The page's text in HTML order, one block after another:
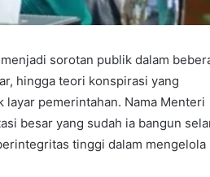
sorotan publik dalam
hingga teori konspirasi yang
pemerintahan. Nama Menteri
besar yang sudah ia bangun
tinggi dalam mengelola